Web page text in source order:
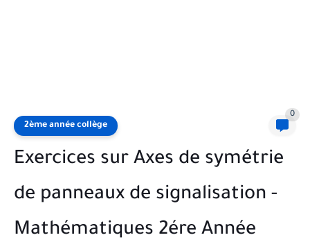
2ème année collège
0
Exercices sur Axes de symétrie
de panneaux de signalisation -
Mathématiques 2ére Année